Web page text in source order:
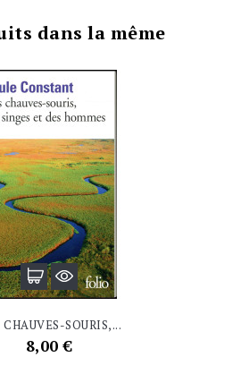
dans la même
CHAUVES-SOURIS,...
Prix
8,00 €